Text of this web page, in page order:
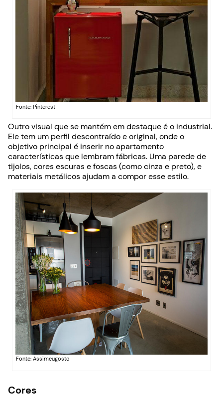
Fonte: Pinterest
Outro visual que se mantém em destaque é o industrial.
Ele tem um perfil descontraído e original, onde o
objetivo principal é inserir no apartamento
características que lembram fábricas. Uma parede de
tijolos, cores escuras e foscas (como cinza e preto), e
materiais metálicos ajudam a compor esse estilo.
Fonte: Assimeugosto
Cores